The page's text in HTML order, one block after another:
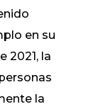
en su
2021, la
la